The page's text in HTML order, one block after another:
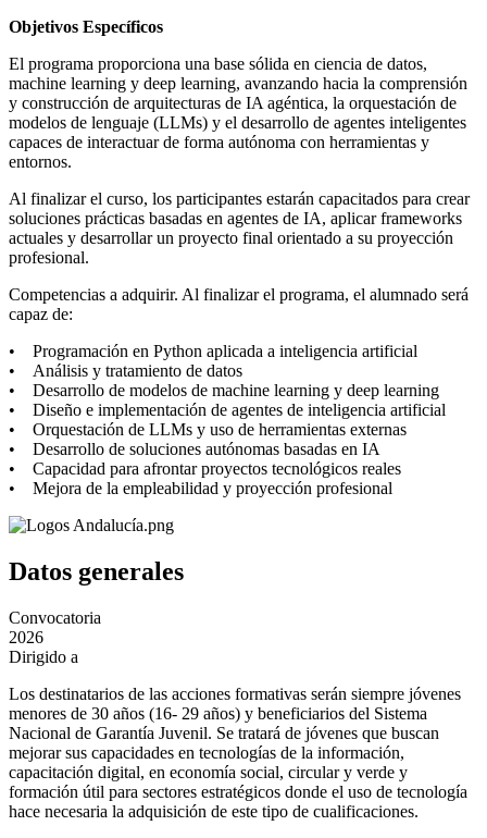
Objetivos Específicos
El programa proporciona una base sólida en ciencia de datos,
machine learning y deep learning, avanzando hacia la comprensión
y construcción de arquitecturas de IA agéntica, la orquestación de
modelos de lenguaje (LLMs) y el desarrollo de agentes inteligentes
capaces de interactuar de forma autónoma con herramientas y
entornos.
Al finalizar el curso, los participantes estarán capacitados para crear
soluciones prácticas basadas en agentes de IA, aplicar frameworks
actuales y desarrollar un proyecto final orientado a su proyección
profesional.
Competencias a adquirir. Al finalizar el programa, el alumnado será
capaz de:
• Programación en Python aplicada a inteligencia artificial
• Análisis y tratamiento de datos
• Desarrollo de modelos de machine learning y deep learning
• Diseño e implementación de agentes de inteligencia artificial
• Orquestación de LLMs y uso de herramientas externas
• Desarrollo de soluciones autónomas basadas en IA
• Capacidad para afrontar proyectos tecnológicos reales
• Mejora de la empleabilidad y proyección profesional
Datos generales
Convocatoria
2026
Dirigido a
Los destinatarios de las acciones formativas serán siempre jóvenes
menores de 30 años (16- 29 años) y beneficiarios del Sistema
Nacional de Garantía Juvenil. Se tratará de jóvenes que buscan
mejorar sus capacidades en tecnologías de la información,
capacitación digital, en economía social, circular y verde y
formación útil para sectores estratégicos donde el uso de tecnología
hace necesaria la adquisición de este tipo de cualificaciones.